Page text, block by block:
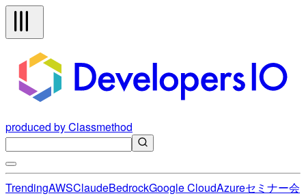
produced by Classmethod
TrendingAWSClaudeBedrockGoogle CloudAzureセミナー会